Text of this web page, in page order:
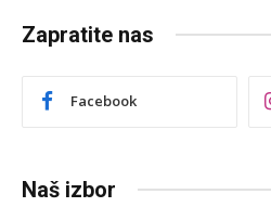
Zapratite nas
Facebook
Naš izbor